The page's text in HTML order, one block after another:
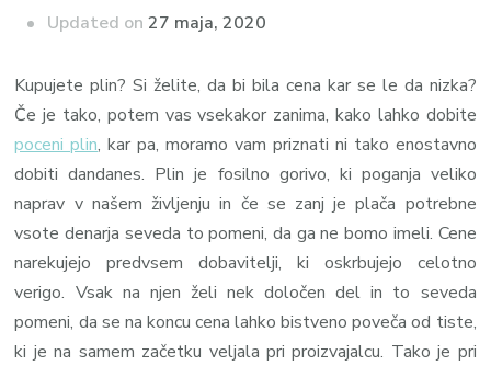
Updated on27 maja, 2020
Kupujete plin? Si želite, da bi bila cena kar se le da nizka?
Če je tako, potem vas vsekakor zanima, kako lahko dobite
poceni plin, kar pa, moramo vam priznati ni tako enostavno
dobiti dandanes. Plin je fosilno gorivo, ki poganja veliko
naprav v našem življenju in če se zanj je plača potrebne
vsote denarja seveda to pomeni, da ga ne bomo imeli. Cene
narekujejo predvsem dobavitelji, ki oskrbujejo celotno
verigo. Vsak na njen želi nek določen del in to seveda
pomeni, da se na koncu cena lahko bistveno poveča od tiste,
ki je na samem začetku veljala pri proizvajalcu. Tako je pri